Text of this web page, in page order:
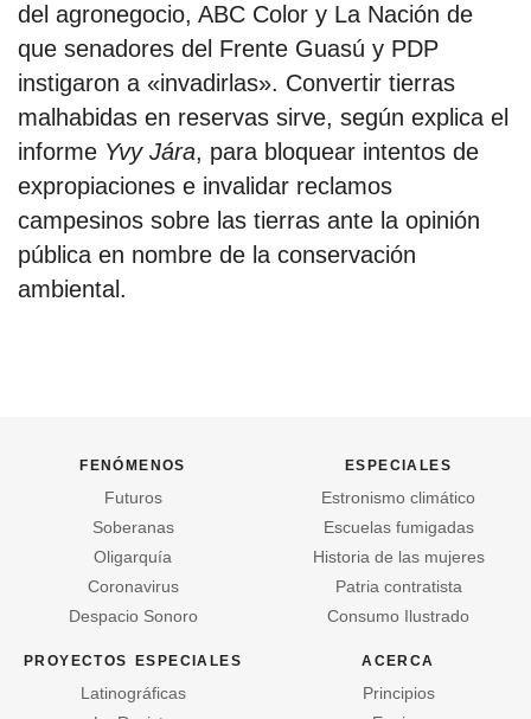
del agronegocio, ABC Color y La Nación de
que senadores del Frente Guasú y PDP
instigaron a «invadirlas». Convertir tierras
malhabidas en reservas sirve, según explica el
informe Yvy Jára, para bloquear intentos de
expropiaciones e invalidar reclamos
campesinos sobre las tierras ante la opinión
pública en nombre de la conservación
ambiental.
fenómenos
Futuros
Soberanas
Oligarquía
Coronavirus
Despacio Sonoro
especiales
Estronismo climático
Escuelas fumigadas
Historia de las mujeres
Patria contratista
Consumo Ilustrado
proyectos especiales
Latinográficas
acerca
Principios